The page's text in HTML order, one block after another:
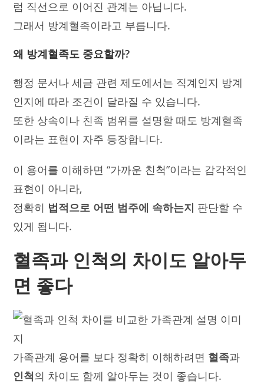
럼 직선으로 이어진 관계는 아닙니다.
그래서 방계혈족이라고 부릅니다.
왜 방계혈족도 중요할까?
행정 문서나 세금 관련 제도에서는 직계인지 방계
인지에 따라 조건이 달라질 수 있습니다.
또한 상속이나 친족 범위를 설명할 때도 방계혈족
이라는 표현이 자주 등장합니다.
이 용어를 이해하면 “가까운 친척”이라는 감각적인
표현이 아니라,
정확히 법적으로 어떤 범주에 속하는지 판단할 수
있게 됩니다.
혈족과 인척의 차이도 알아두
면 좋다
가족관계 용어를 보다 정확히 이해하려면 혈족과
인척의 차이도 함께 알아두는 것이 좋습니다.